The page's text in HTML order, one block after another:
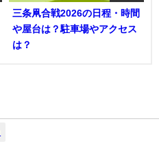
三条凧合戦2026の日程・時間
や屋台は？駐車場やアクセス
は？